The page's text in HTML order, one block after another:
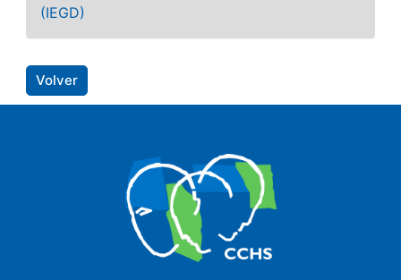
(IEGD)
Volver